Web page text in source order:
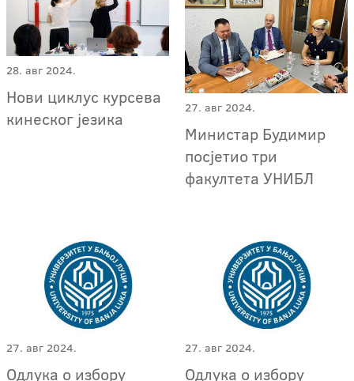
28. авг 2024.
Нови циклус курсева
кинеског језика
27. авг 2024.
Министар Будимир
посјетио три
факултета УНИБЛ
27. авг 2024.
Одлука о избору
27. авг 2024.
Одлука о избору